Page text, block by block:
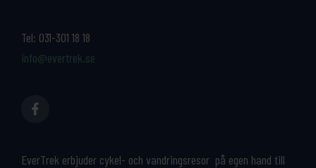
Tel: 031-301 18 18
info@evertrek.se
EverTrek erbjuder cykel- och vandringsresor på egen hand till